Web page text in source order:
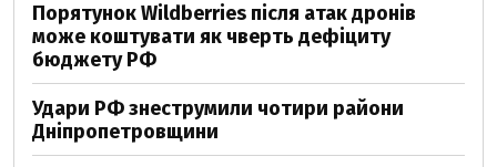
Порятунок Wildberries після атак дронів
може коштувати як чверть дефіциту
бюджету РФ
Удари РФ знеструмили чотири райони
Дніпропетровщини